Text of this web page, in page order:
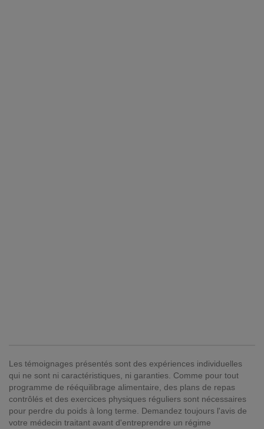
Les témoignages présentés sont des expériences individuelles
qui ne sont ni caractéristiques, ni garanties. Comme pour tout
programme de rééquilibrage alimentaire, des plans de repas
contrôlés et des exercices physiques réguliers sont nécessaires
pour perdre du poids à long terme. Demandez toujours l'avis de
votre médecin traitant avant d'entreprendre un régime